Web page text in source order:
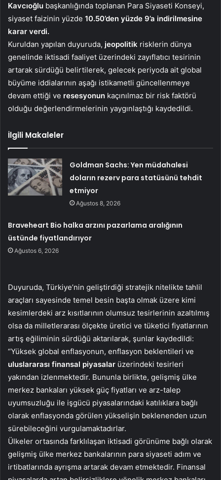
Kavcıoğlu başkanlığında toplanan Para Siyaseti Konseyi,
siyaset faizinin yüzde 10.50’den yüzde 9’a indirilmesine
karar verdi.
Kuruldan yapılan duyuruda, jeopolitik risklerin dünya
genelinde iktisadi faaliyet üzerindeki zayıflatıcı tesirinin
artarak sürdüğü belirtilerek, gelecek periyoda ait global
büyüme iddialarının aşağı istikametli güncellenmeye
devam ettiği ve resesyonun kaçınılmaz bir risk faktörü
olduğu değerlendirmelerinin yaygınlaştığı kaydedildi.
İlgili Makaleler
Goldman Sachs: Yen müdahalesi
doların rezerv para statüsünü tehdit
etmiyor
Ağustos 8, 2026
Braveheart Bio halka arzını pazarlama aralığının
üstünde fiyatlandırıyor
Ağustos 6, 2026
Duyuruda, Türkiye’nin geliştirdiği stratejik nitelikte tahlil
araçları sayesinde temel besin başta olmak üzere kimi
kesimlerdeki arz kısıtlarının olumsuz tesirlerinin azaltılmış
olsa da milletlerarası ölçekte üretici ve tüketici fiyatlarının
artış eğiliminin sürdüğü aktarılarak, şunlar kaydedildi:
“Yüksek global enflasyonun, enflasyon beklentileri ve
uluslararası finansal piyasalar üzerindeki tesirleri
yakından izlenmektedir. Bununla birlikte, gelişmiş ülke
merkez bankaları yüksek güç fiyatları ve arz-talep
uyumsuzluğu ile işgücü piyasalarındaki katılıklara bağlı
olarak enflasyonda görülen yükselişin beklenenden uzun
sürebileceğini vurgulamaktadırlar.
Ülkeler ortasında farklılaşan iktisadi görünüme bağlı olarak
gelişmiş ülke merkez bankalarının para siyaseti adım ve
irtibatlarında ayrışma artarak devam etmektedir. Finansal